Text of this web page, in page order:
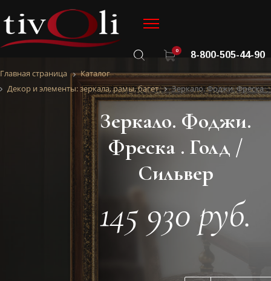
8-800-505-44-90
0
Главная страница
Каталог
Декор и элементы: зеркала, рамы, багет
Зеркало. Фоджи. Фреска
Зеркало. Фоджи.
Фреска . Голд /
Сильвер
145 930 руб.